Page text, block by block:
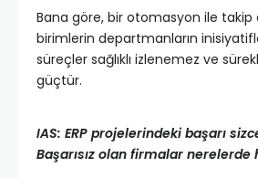
Bana göre, bir otomasyon ile takip
birimlerin departmanların
süreçler sağlıklı izlenemez ve
güçtür.
IAS: ERP projelerindeki başarı
Başarısız olan firmalar nerelerde